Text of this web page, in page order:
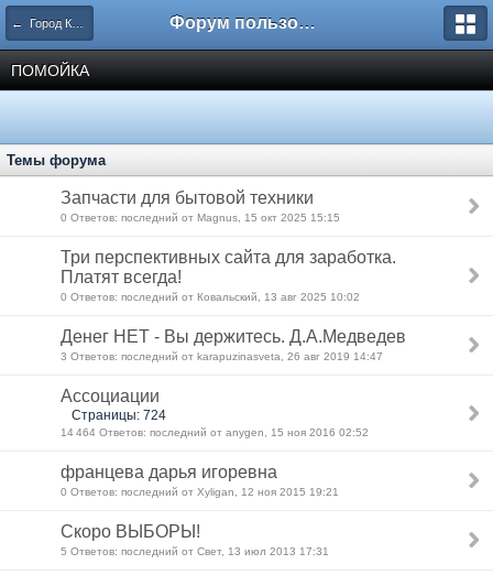
← Город Климовск Форум пользователей ООО "Климовская сеть"
ПОМОЙКА
Темы форума
Запчасти для бытовой техники
0 Ответов: последний от Magnus, 15 окт 2025 15:15
Три перспективных сайта для заработка.
Платят всегда!
0 Ответов: последний от Ковальский, 13 авг 2025 10:02
Денег НЕТ - Вы держитесь. Д.А.Медведев
3 Ответов: последний от karapuzinasveta, 26 авг 2019 14:47
Ассоциации
Страницы: 724
14 464 Ответов: последний от anygen, 15 ноя 2016 02:52
францева дарья игоревна
0 Ответов: последний от Xyligan, 12 ноя 2015 19:21
Скоро ВЫБОРЫ!
5 Ответов: последний от Свет, 13 июл 2013 17:31